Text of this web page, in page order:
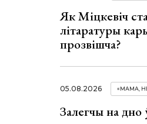
Як Міцкевіч
літаратуры
прозвішча?
05.08.2026 «МАМА,
Залегчы на